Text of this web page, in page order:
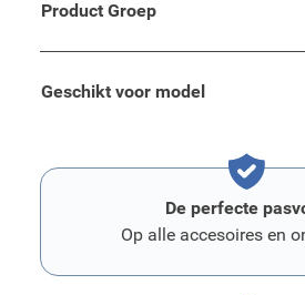
Product Groep
Geschikt voor model
De perfecte
Op alle accesoires en